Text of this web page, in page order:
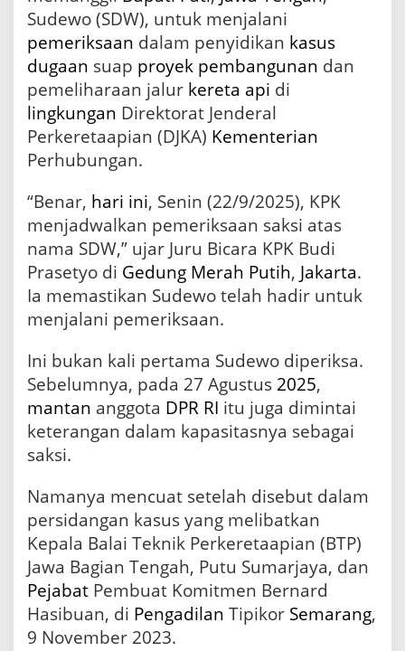
k
a
i
t
S
k
S
u
a
p
P
r
y
k
J
a
l
K
r
e
t
A
p
i
Sudewo (SDW), untuk menjalani
pemeriksaan dalam penyidikan kasus
dugaan suap proyek pembangunan dan
pemeliharaan jalur kereta api di
lingkungan Direktorat Jenderal
Perkeretaapian (DJKA) Kementerian
Perhubungan.
“Benar, hari ini, Senin (22/9/2025), KPK
menjadwalkan pemeriksaan saksi atas
nama SDW,” ujar Juru Bicara KPK Budi
Prasetyo di Gedung Merah Putih, Jakarta.
Ia memastikan Sudewo telah hadir untuk
menjalani pemeriksaan.
Ini bukan kali pertama Sudewo diperiksa.
Sebelumnya, pada 27 Agustus 2025,
mantan anggota DPR RI itu juga dimintai
keterangan dalam kapasitasnya sebagai
saksi.
Namanya mencuat setelah disebut dalam
persidangan kasus yang melibatkan
Kepala Balai Teknik Perkeretaapian (BTP)
Jawa Bagian Tengah, Putu Sumarjaya, dan
Pejabat Pembuat Komitmen Bernard
Hasibuan, di Pengadilan Tipikor Semarang,
9 November 2023.